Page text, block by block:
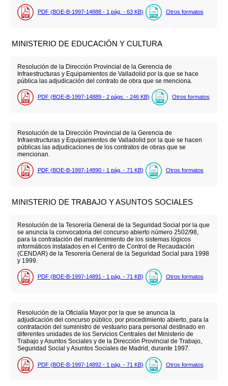
PDF (BOE-B-1997-14888 - 1 pág. - 63 KB) Otros formatos
MINISTERIO DE EDUCACIÓN Y CULTURA
Resolución de la Dirección Provincial de la Gerencia de
Infraestructuras y Equipamientos de Valladolid por la que se hace
pública las adjudicación del contrato de obra que se menciona.
PDF (BOE-B-1997-14889 - 2 págs. - 246 KB) Otros formatos
Resolución de la Dirección Provincial de la Gerencia de
Infraestructuras y Equipamientos de Valladolid por la que se hacen
públicas las adjudicaciones de los contratos de obras que se
mencionan.
PDF (BOE-B-1997-14890 - 1 pág. - 71 KB) Otros formatos
MINISTERIO DE TRABAJO Y ASUNTOS SOCIALES
Resolución de la Tesorería General de la Seguridad Social por la que
se anuncia la convocatoria del concurso abierto número 2502/98,
para la contratación del mantenimiento de los sistemas lógicos
informáticos instalados en el Centro de Control de Recaudación
(CENDAR) de la Tesorería General de la Seguridad Social para 1998
y 1999.
PDF (BOE-B-1997-14891 - 1 pág. - 71 KB) Otros formatos
Resolución de la Oficialía Mayor por la que se anuncia la
adjudicación del concurso público, por procedimiento abierto, para la
contratación del suministro de vestuario para personal destinado en
diferentes unidades de los Servicios Centrales del Ministerio de
Trabajo y Asuntos Sociales y de la Dirección Provincial de Trabajo,
Seguridad Social y Asuntos Sociales de Madrid, durante 1997.
PDF (BOE-B-1997-14892 - 1 pág. - 71 KB) Otros formatos